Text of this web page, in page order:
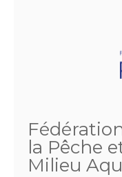
la Pêche
Milieu